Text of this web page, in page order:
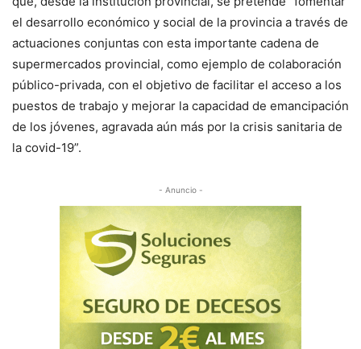
el desarrollo económico y social de la provincia a través de
actuaciones conjuntas con esta importante cadena de
supermercados provincial, como ejemplo de colaboración
público-privada, con el objetivo de facilitar el acceso a los
puestos de trabajo y mejorar la capacidad de emancipación
de los jóvenes, agravada aún más por la crisis sanitaria de
la covid-19”.
- Anuncio -